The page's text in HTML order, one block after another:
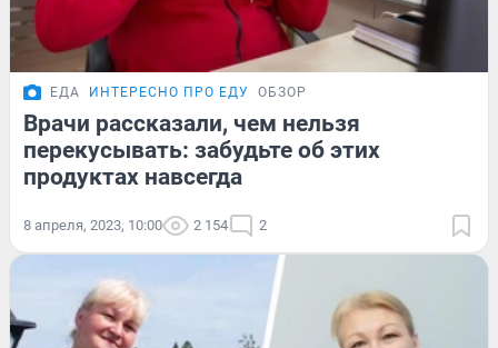
ЕДА ИНТЕРЕСНО ПРО ЕДУ ОБЗОР
Врачи рассказали, чем нельзя
перекусывать: забудьте об этих
продуктах навсегда
8 апреля, 2023, 10:00 2 154 2